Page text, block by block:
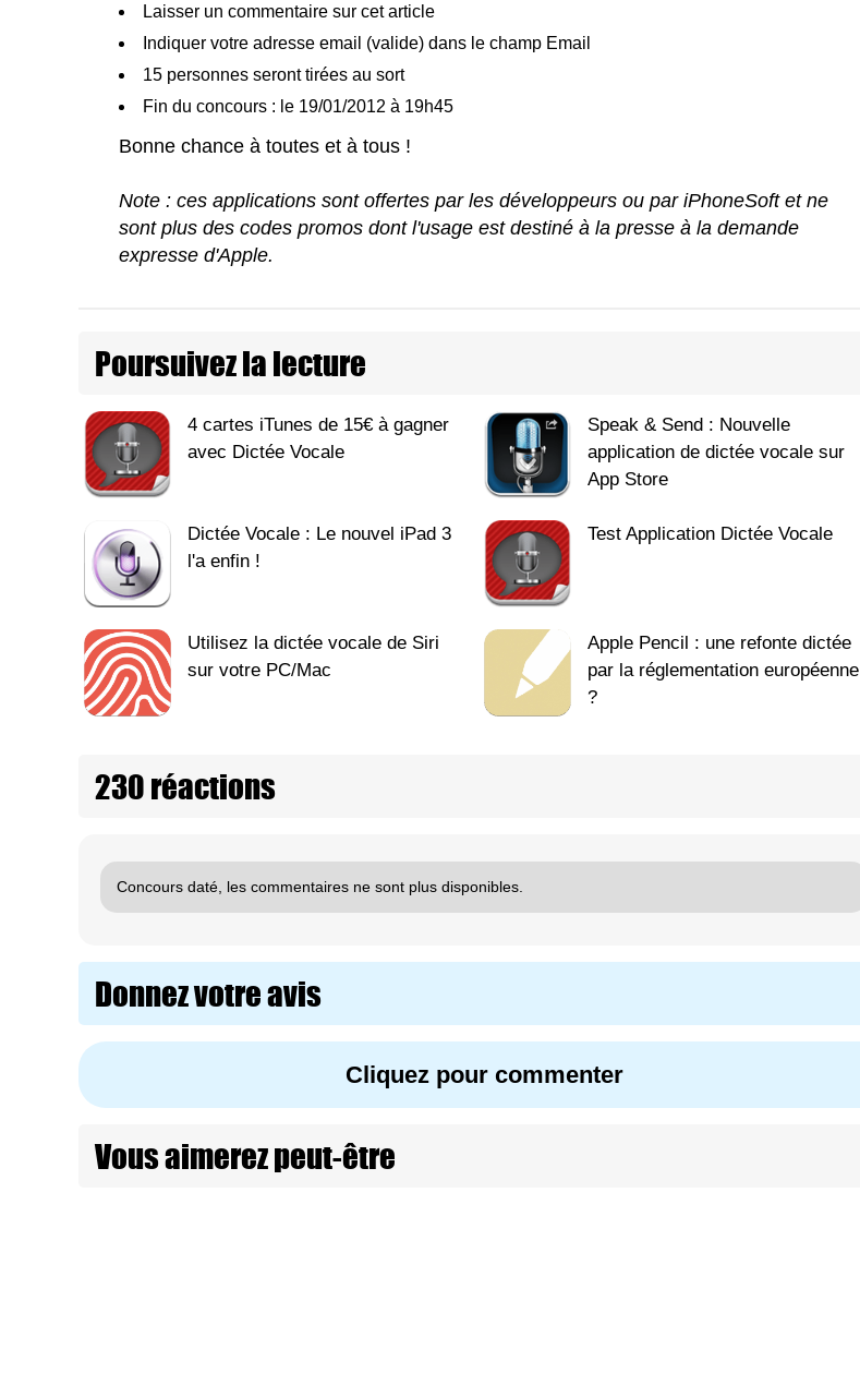
Laisser un commentaire sur cet article
Indiquer votre adresse email (valide) dans le champ Email
15 personnes seront tirées au sort
Fin du concours : le 19/01/2012 à 19h45
Bonne chance à toutes et à tous !
Note : ces applications sont offertes par les développeurs ou par iPhoneSoft et ne
sont plus des codes promos dont l'usage est destiné à la presse à la demande
expresse d'Apple.
Poursuivez la lecture
4 cartes iTunes de 15€ à gagner
avec Dictée Vocale
Speak & Send : Nouvelle
application de dictée vocale sur
App Store
Dictée Vocale : Le nouvel iPad 3
l'a enfin !
Test Application Dictée Vocale
Utilisez la dictée vocale de Siri
sur votre PC/Mac
Apple Pencil : une refonte dictée
par la réglementation européenne
?
230 réactions
Concours daté, les commentaires ne sont plus disponibles.
Donnez votre avis
Cliquez pour commenter
Vous aimerez peut-être